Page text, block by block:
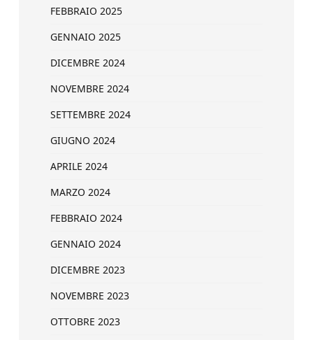
FEBBRAIO 2025
GENNAIO 2025
DICEMBRE 2024
NOVEMBRE 2024
SETTEMBRE 2024
GIUGNO 2024
APRILE 2024
MARZO 2024
FEBBRAIO 2024
GENNAIO 2024
DICEMBRE 2023
NOVEMBRE 2023
OTTOBRE 2023